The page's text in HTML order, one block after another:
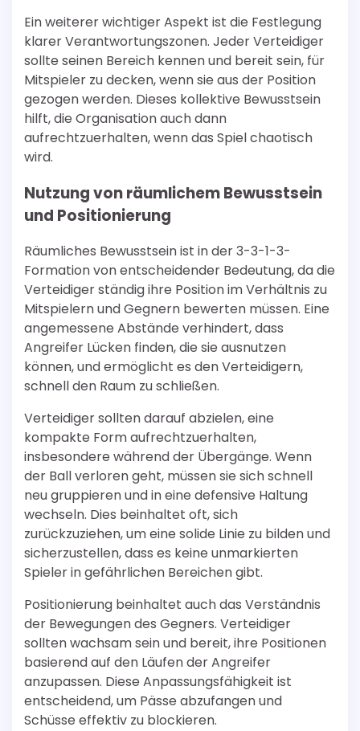
Ein weiterer wichtiger Aspekt ist die Festlegung
klarer Verantwortungszonen. Jeder Verteidiger
sollte seinen Bereich kennen und bereit sein, für
Mitspieler zu decken, wenn sie aus der Position
gezogen werden. Dieses kollektive Bewusstsein
hilft, die Organisation auch dann
aufrechtzuerhalten, wenn das Spiel chaotisch
wird.
Nutzung von räumlichem Bewusstsein
und Positionierung
Räumliches Bewusstsein ist in der 3-3-1-3-
Formation von entscheidender Bedeutung, da die
Verteidiger ständig ihre Position im Verhältnis zu
Mitspielern und Gegnern bewerten müssen. Eine
angemessene Abstände verhindert, dass
Angreifer Lücken finden, die sie ausnutzen
können, und ermöglicht es den Verteidigern,
schnell den Raum zu schließen.
Verteidiger sollten darauf abzielen, eine
kompakte Form aufrechtzuerhalten,
insbesondere während der Übergänge. Wenn
der Ball verloren geht, müssen sie sich schnell
neu gruppieren und in eine defensive Haltung
wechseln. Dies beinhaltet oft, sich
zurückzuziehen, um eine solide Linie zu bilden und
sicherzustellen, dass es keine unmarkierten
Spieler in gefährlichen Bereichen gibt.
Positionierung beinhaltet auch das Verständnis
der Bewegungen des Gegners. Verteidiger
sollten wachsam sein und bereit, ihre Positionen
basierend auf den Läufen der Angreifer
anzupassen. Diese Anpassungsfähigkeit ist
entscheidend, um Pässe abzufangen und
Schüsse effektiv zu blockieren.